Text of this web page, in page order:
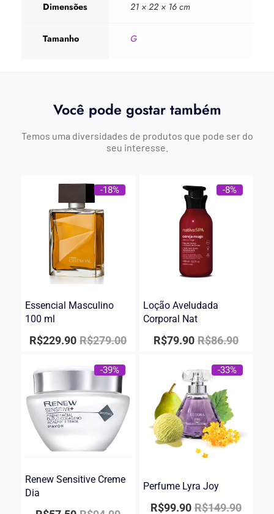
Dimensões 21 × 22 × 16 cm
Tamanho G
Você pode gostar também
Temos uma diversidades de produtos que pode ser do
seu interesse.
-18%
Essencial Masculino
100 ml
R$279.00
R$229.90
-8%
Loção Aveludada
Corporal Nat
R$86.90
R$79.90
-39%
Renew Sensitive Creme
Dia
-33%
Perfume Lyra Joy
R$149.90
R$99.90